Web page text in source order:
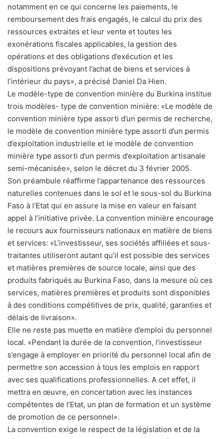
notamment en ce qui concerne les paiements, le
remboursement des frais engagés, le calcul du prix des
ressources extraites et leur vente et toutes les
exonérations fiscales applicables, la gestion des
opérations et des obligations d’exécution et les
dispositions prévoyant l’achat de biens et services à
l’intérieur du pays», a précisé Daniel Da Hien.
Le modèle-type de convention minière du Burkina institue
trois modèles- type de convention minière: «Le modèle de
convention minière type assorti d’un permis de recherche,
le modèle de convention minière type assorti d’un permis
d’exploitation industrielle et le modèle de convention
minière type assorti d’un permis d’exploitation artisanale
semi-mécanisée», selon le décret du 3 février 2005.
Son préambule réaffirme l’appartenance des ressources
naturelles contenues dans le sol et le sous-sol du Burkina
Faso à l’Etat qui en assure la mise en valeur en faisant
appel à l’initiative privée. La convention minière encourage
le recours aux fournisseurs nationaux en matière de biens
et services: «L’investisseur, ses sociétés affiliées et sous-
traitantes utiliseront autant qu’il est possible des services
et matières premières de source locale, ainsi que des
produits fabriqués au Burkina Faso, dans la mesure où ces
services, matières premières et produits sont disponibles
à des conditions compétitives de prix, qualité, garanties et
délais de livraison».
Elle ne reste pas muette en matière d’emploi du personnel
local. «Pendant la durée de la convention, l’investisseur
s’engage à employer en priorité du personnel local afin de
permettre son accession à tous les emplois en rapport
avec ses qualifications professionnelles. A cet effet, il
mettra en œuvre, en concertation avec les instances
compétentes de l’Etat, un plan de formation et un système
de promotion de ce personnel».
La convention exige le respect de la législation et de la